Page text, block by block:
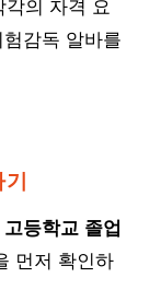
각의 자격 요
감독 알바를
고등학교 졸업
먼저 확인하